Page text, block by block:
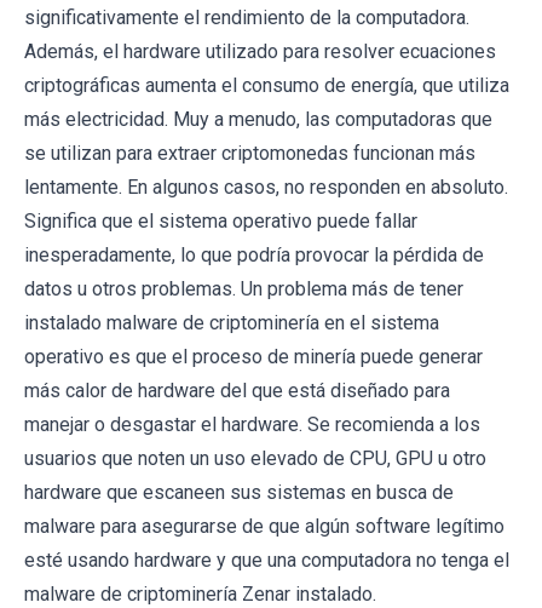
significativamente el rendimiento de la computadora.
Además, el hardware utilizado para resolver ecuaciones
criptográficas aumenta el consumo de energía, que utiliza
más electricidad. Muy a menudo, las computadoras que
se utilizan para extraer criptomonedas funcionan más
lentamente. En algunos casos, no responden en absoluto.
Significa que el sistema operativo puede fallar
inesperadamente, lo que podría provocar la pérdida de
datos u otros problemas. Un problema más de tener
instalado malware de criptominería en el sistema
operativo es que el proceso de minería puede generar
más calor de hardware del que está diseñado para
manejar o desgastar el hardware. Se recomienda a los
usuarios que noten un uso elevado de CPU, GPU u otro
hardware que escaneen sus sistemas en busca de
malware para asegurarse de que algún software legítimo
esté usando hardware y que una computadora no tenga el
malware de criptominería Zenar instalado.